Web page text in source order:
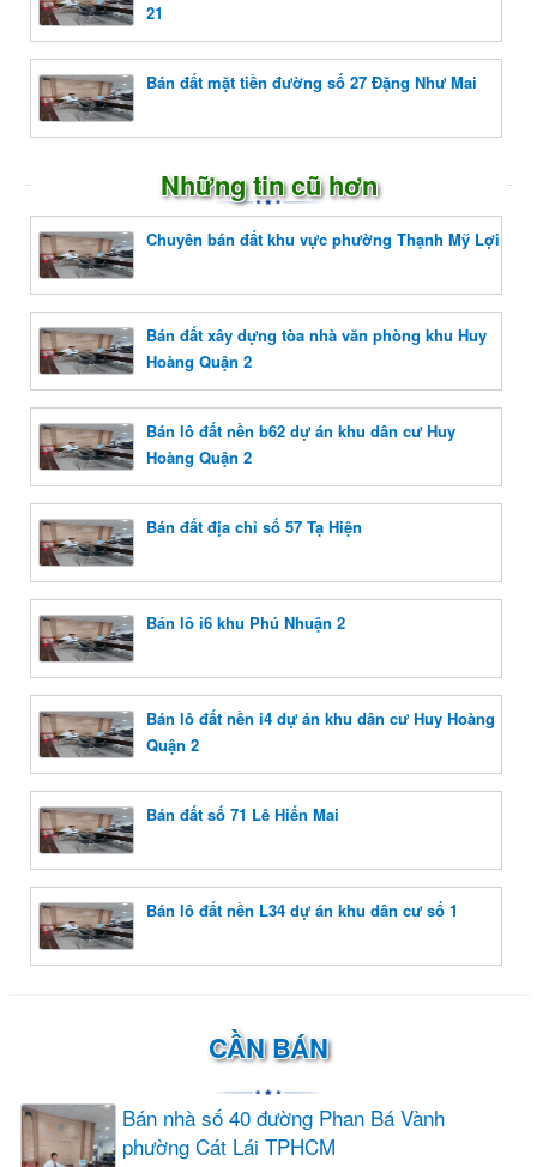
21
Bán đất mặt tiền đường số 27 Đặng Như Mai
Những tin cũ hơn
Chuyên bán đất khu vực phường Thạnh Mỹ Lợi
Bán đất xây dựng tòa nhà văn phòng khu Huy
Hoàng Quận 2
Bán lô đất nền b62 dự án khu dân cư Huy
Hoàng Quận 2
Bán đất địa chỉ số 57 Tạ Hiện
Bán lô i6 khu Phú Nhuận 2
Bán lô đất nền i4 dự án khu dân cư Huy Hoàng
Quận 2
Bán đất số 71 Lê Hiến Mai
Bán lô đất nền L34 dự án khu dân cư số 1
CẦN BÁN
Bán nhà số 40 đường Phan Bá Vành
phường Cát Lái TPHCM